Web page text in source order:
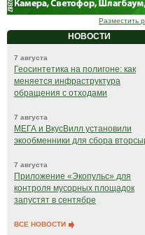
Разместить
НОВОСТИ
7 августа
Геосинтетика на полигоне: как
меняется инфраструктура
обращения с отходами
7 августа
МЕГА и ВкусВилл установили
экообменники для сбора
7 августа
Приложение «Экопульс» для
контроля мусорных площадок
запустят в сентябре
ВСЕ НОВОСТИ